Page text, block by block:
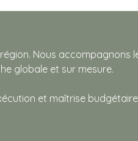
Nous accompagnons
globale et sur mesure.
et maîtrise